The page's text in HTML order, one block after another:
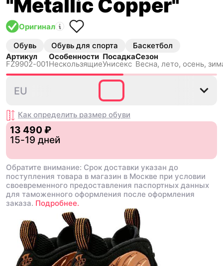
"Metallic Copper"
Оригинал
Обувь Обувь для спорта
Баскетбол
Артикул
FZ9902-001
Особенности
Нескользящиe
Посадка
Унисекс
Сезон
Весна, лето, осень,
38
EU
Как определить размер обуви
13 490 ₽
15-19 дней
Обратите внимание: Срок доставки указан до
поступления товара в магазин в Москве при условии
своевременного предоставления паспортных данных
для таможенного оформления после оформления
заказа. Подробнее.